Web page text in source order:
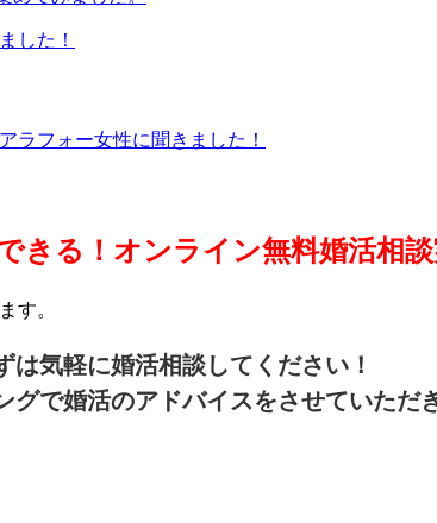
した！
ラフォー女性に聞きました！
きる！オンライン無料婚活相
す。
は気軽に婚活相談してください！
グで婚活のアドバイスをさせていただ